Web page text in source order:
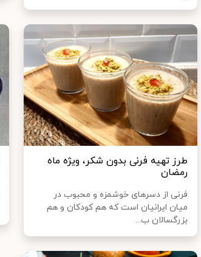
طرز تهیه فرنی بدون شکر، ویژه ماه
رمضان
فرنی از دسرهای خوشمزه و محبوب در
میان ایرانیان است که هم کودکان و هم
بزرگسالان ب...